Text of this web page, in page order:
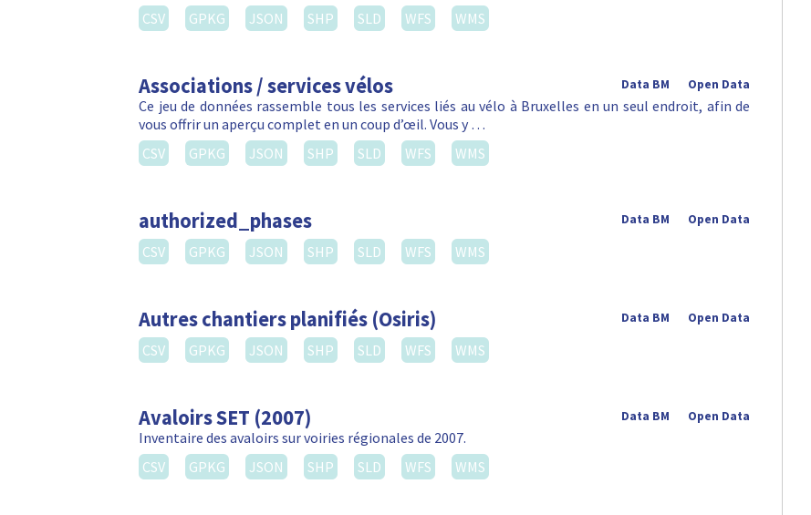
CSV
GPKG JSON SHP SLD WFS WMS
Associations / services vélos Open Data
Data BM
Ce jeu de données rassemble tous les services liés au vélo à Bruxelles en un seul endroit, afin de
vous offrir un aperçu complet en un coup d’œil. Vous y …
CSV
GPKG JSON SHP SLD WFS WMS
authorized_phases Open Data
Data BM
CSV GPKG JSON SHP SLD WFS WMS
Autres chantiers planifiés (Osiris) Open Data
Data BM
CSV GPKG JSON SHP SLD WFS WMS
Avaloirs SET (2007) Open Data
Data BM
Inventaire des avaloirs sur voiries régionales de 2007.
CSV
GPKG JSON SHP SLD WFS WMS